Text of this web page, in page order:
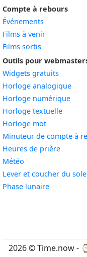
Compte à rebours
Événements
Films à venir
Films sortis
Outils pour
Widgets gratuits
Horloge analogique
Horloge numérique
Horloge textuelleWidget
Horloge motWidget
Minuteur de compte à
Heures de prièreWidget
Météo
Lever et coucher du
Phase lunaireWidget
2026 © Time.now -